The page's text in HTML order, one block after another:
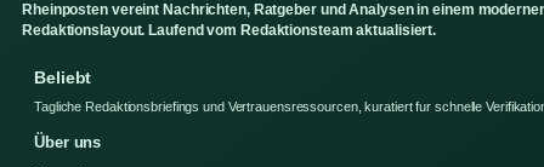
Rheinposten vereint Nachrichten, Ratgeber und Analysen in einem
Redaktionslayout. Laufend vom Redaktionsteam aktualisiert.
Beliebt
Tagliche Redaktionsbriefings und Vertrauensressourcen, kuratiert fur schnelle
Über uns